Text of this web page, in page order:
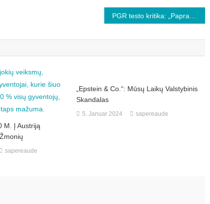
M. Į Austriją
sapereaude
„Epstein & Co.“: Mūsų Laikų Valstybinis
Skandalas
5. Januar 2024 sapereaude